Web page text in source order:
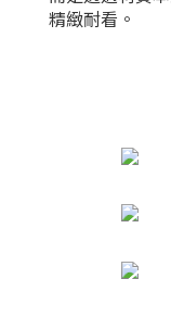
精緻耐看。